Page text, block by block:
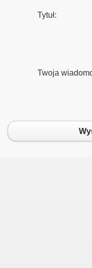
Tytuł:
Twoja